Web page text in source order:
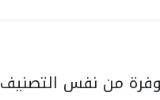
من نفس التصنيف